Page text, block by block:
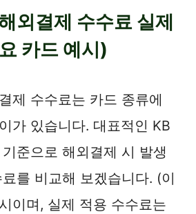
외결제 수수료 실제
카드 예시)
제 수수료는 카드 종류에
가 있습니다. 대표적인 KB
준으로 해외결제 시 발생
를 비교해 보겠습니다. (이
이며, 실제 적용 수수료는